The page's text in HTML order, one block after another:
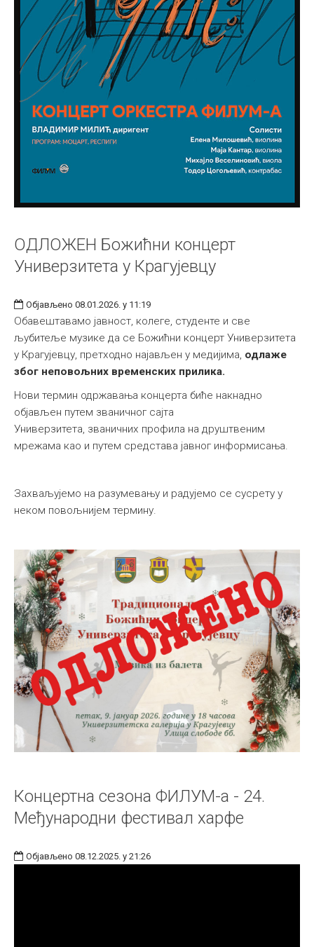
ОДЛОЖЕН Божићни концерт
Универзитета у Крагујевцу
Објављено 08.01.2026. у 11:19
Обавештавамо јавност, колеге, студенте и све
љубитеље музике да се Божићни концерт Универзитета
у Крагујевцу, претходно најављен у медијима, одлаже
због неповољних временских прилика.
Нови термин одржавања концерта биће накнадно
објављен путем званичног сајта
Универзитета, званичних профила на друштвеним
мрежама као и путем средстава јавног информисања.
Захваљујемо на разумевању и радујемо се сусрету у
неком повољнијем термину.
Концертна сезона ФИЛУМ-а - 24.
Међународни фестивал харфе
Објављено 08.12.2025. у 21:26